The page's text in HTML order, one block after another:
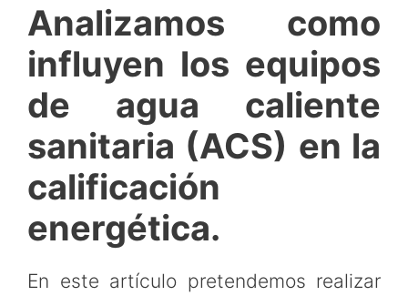
Analizamos como
influyen los equipos
de agua caliente
sanitaria (ACS) en la
calificación
energética.
En este artículo pretendemos realizar